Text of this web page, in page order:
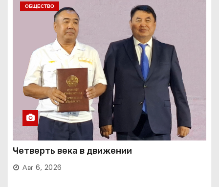
ОБЩЕСТВО
Четверть века в движении
Авг 6, 2026